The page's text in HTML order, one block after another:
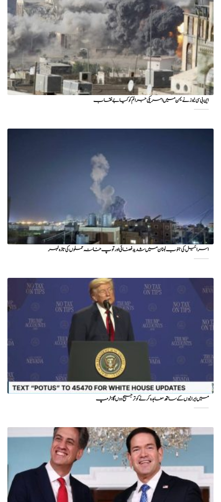
این بی سی نیوز نے یمن میں امریکی جرائم کو کیا بے نقاب
اسرائیل کی جنوب لبنان میں شدید فضائی اور توپ خانہ حملوں کی تازہ لہر
میں ایرانیوں کے ساتھ معاہدہ کرنے کو ترجیح دوں گا : ٹرمپ